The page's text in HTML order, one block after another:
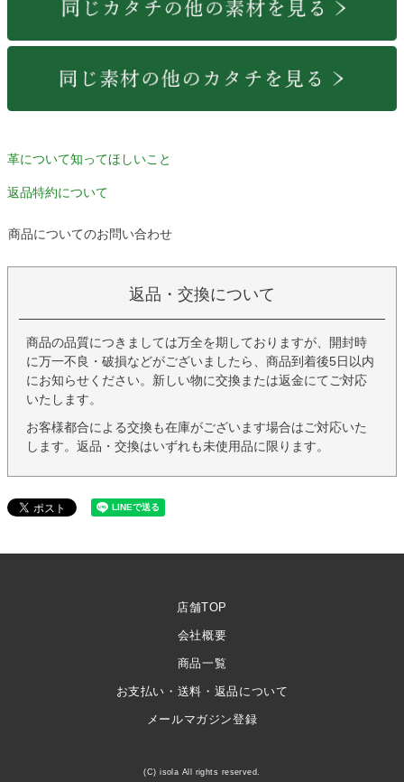
革について知ってほしいこと
返品特約について
商品についてのお問い合わせ
返品・交換について
商品の品質につきましては万全を期しておりますが、開封時
に万一不良・破損などがございましたら、商品到着後5日以内
にお知らせください。新しい物に交換または返金にてご対応
いたします。
お客様都合による交換も在庫がございます場合はご対応いた
します。返品・交換はいずれも未使用品に限ります。
店舗TOP
会社概要
商品一覧
お支払い・送料・返品について
メールマガジン登録
(C) isola All rights reserved.